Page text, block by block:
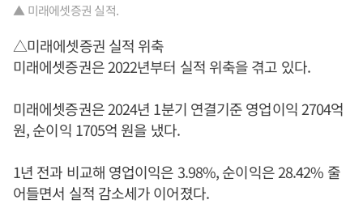
▲ 미래에셋증권 실적.
△미래에셋증권 실적 위축
미래에셋증권은 2022년부터 실적 위축을 겪고 있다.
미래에셋증권은 2024년 1분기 연결기준 영업이익 2704억
원, 순이익 1705억 원을 냈다.
1년 전과 비교해 영업이익은 3.98%, 순이익은 28.42% 줄
어들면서 실적 감소세가 이어졌다.